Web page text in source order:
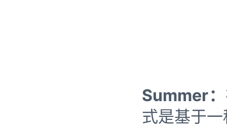
Summer：
式是基于